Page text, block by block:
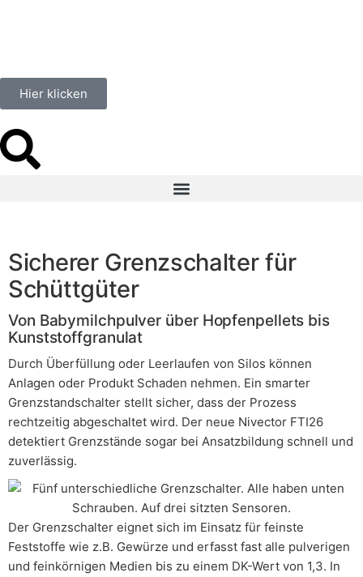
Hier klicken
Sicherer Grenzschalter für
Schüttgüter
Von Babymilchpulver über Hopfenpellets bis
Kunststoffgranulat
Durch Überfüllung oder Leerlaufen von Silos können
Anlagen oder Produkt Schaden nehmen. Ein smarter
Grenzstandschalter stellt sicher, dass der Prozess
rechtzeitig abgeschaltet wird. Der neue Nivector FTI26
detektiert Grenzstände sogar bei Ansatzbildung schnell und
zuverlässig.
Der Grenzschalter eignet sich im Einsatz für feinste
Feststoffe wie z.B. Gewürze und erfasst fast alle pulverigen
und feinkörnigen Medien bis zu einem DK-Wert von 1,3. In